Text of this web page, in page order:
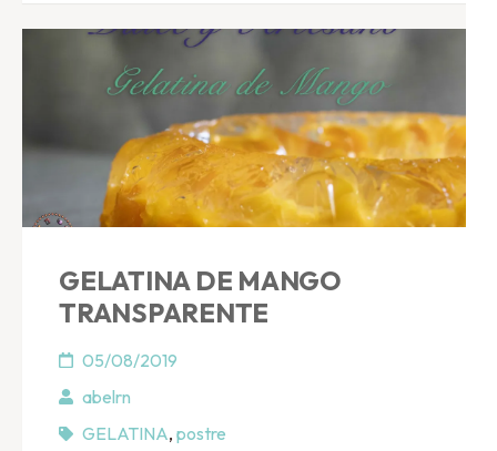
GELATINA DE MANGO
TRANSPARENTE
05/08/2019
abelrn
GELATINA, postre